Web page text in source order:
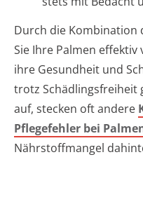
Durch die Kombination
Sie Ihre Palmen
ihre Gesundheit und
trotz Schädlingsfreiheit
auf, stecken oft andere
Pflegefehler bei
Nährstoffmangel